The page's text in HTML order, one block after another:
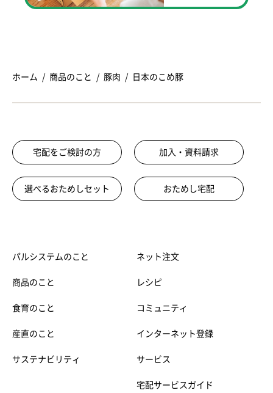
ホーム 商品のこと 豚肉 日本のこめ豚
宅配をご検討の方 加入・資料請求
選べるおためしセット おためし宅配
パルシステムのこと
商品のこと
食育のこと
産直のこと
サステナビリティ
ネット注文
レシピ
コミュニティ
インターネット登録
サービス
宅配サービスガイド